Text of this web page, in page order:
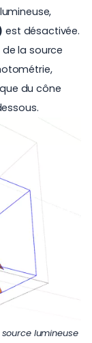
est désactivée.
la source
du cône
lumineuse